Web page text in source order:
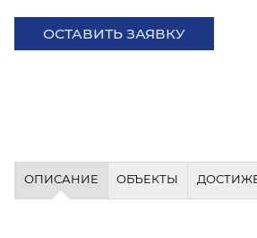
ОСТАВИТЬ ЗАЯВКУ
ОПИСАНИЕ ОБЪЕКТЫ